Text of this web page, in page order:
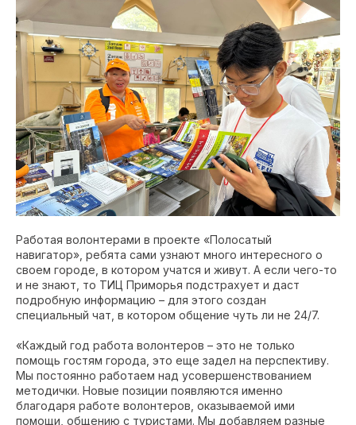
Работая волонтерами в проекте «Полосатый
навигатор», ребята сами узнают много интересного о
своем городе, в котором учатся и живут. А если чего-то
и не знают, то ТИЦ Приморья подстрахует и даст
подробную информацию – для этого создан
специальный чат, в котором общение чуть ли не 24/7.
«Каждый год работа волонтеров – это не только
помощь гостям города, это еще задел на перспективу.
Мы постоянно работаем над усовершенствованием
методички. Новые позиции появляются именно
благодаря работе волонтеров, оказываемой ими
помощи, общению с туристами. Мы добавляем разные